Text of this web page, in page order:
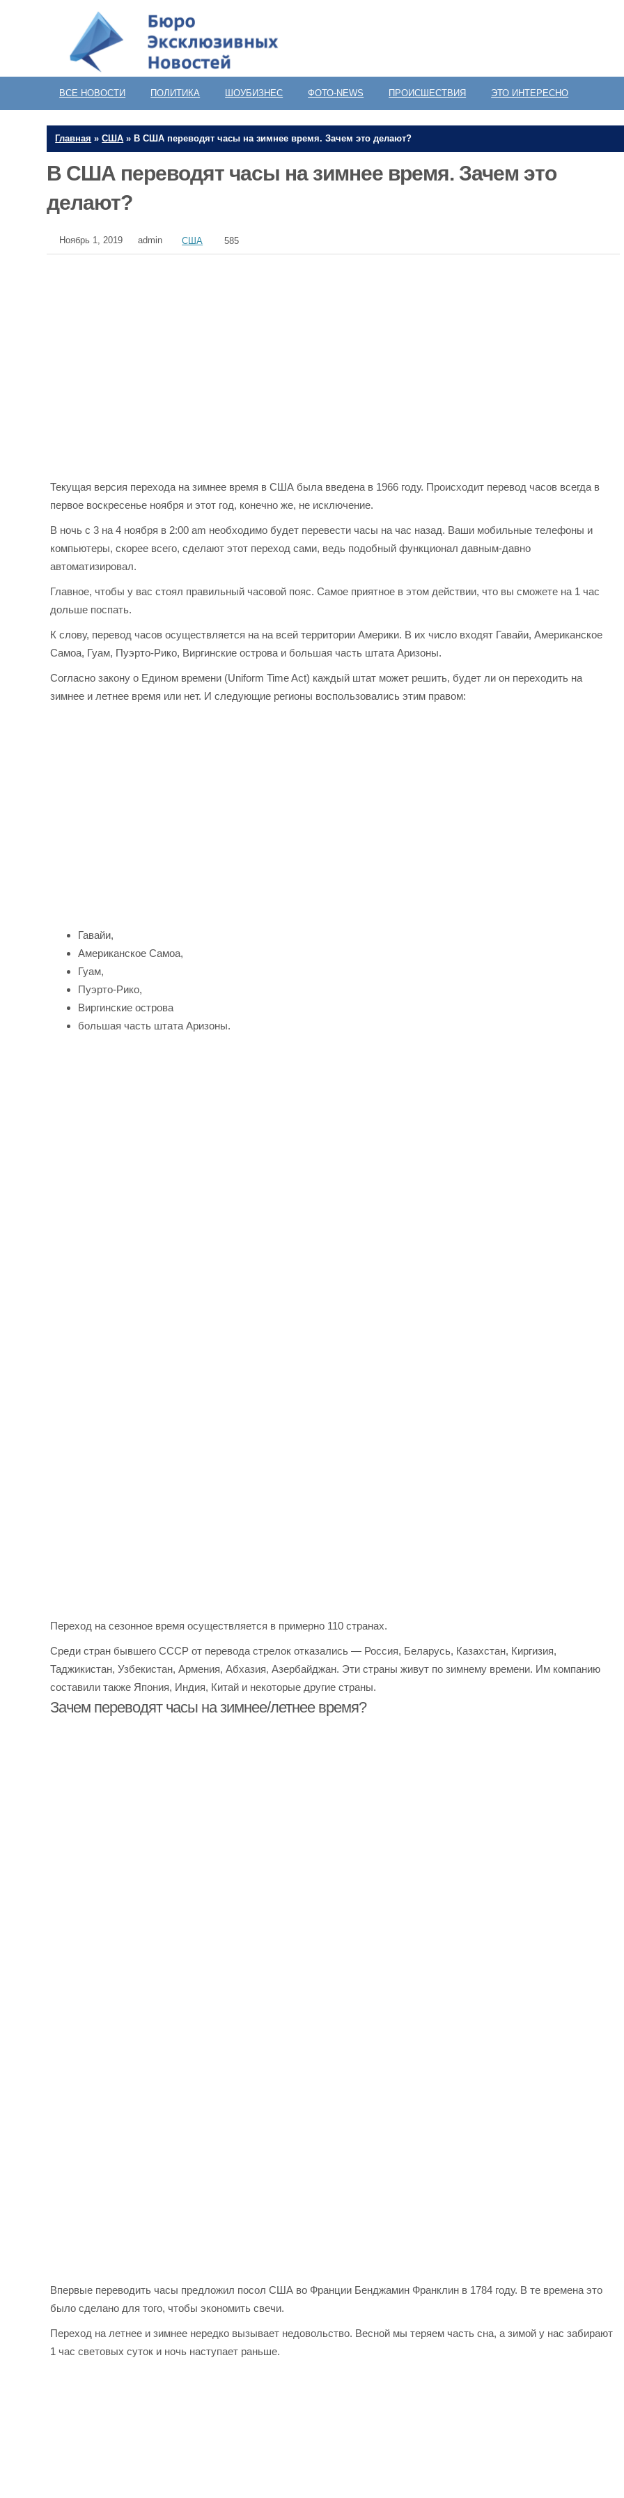
ВСЕ НОВОСТИ ПОЛИТИКА ШОУБИЗНЕС ФОТО-NEWS ПРОИСШЕСТВИЯ ЭТО ИНТЕРЕСНО
Главная »США » В США переводят часы на зимнее время. Зачем это делают?
В США переводят часы на зимнее время. Зачем это
делают?
Ноябрь 1, 2019 admin США 585
Текущая версия перехода на зимнее время в США была введена в 1966 году. Происходит перевод часов всегда в
первое воскресенье ноября и этот год, конечно же, не исключение.
В ночь с 3 на 4 ноября в 2:00 am необходимо будет перевести часы на час назад. Ваши мобильные телефоны и
компьютеры, скорее всего, сделают этот переход сами, ведь подобный функционал давным-давно
автоматизировал.
Главное, чтобы у вас стоял правильный часовой пояс. Самое приятное в этом действии, что вы сможете на 1 час
дольше поспать.
К слову, перевод часов осуществляется на на всей территории Америки. В их число входят Гавайи, Американское
Самоа, Гуам, Пуэрто-Рико, Виргинские острова и большая часть штата Аризоны.
Согласно закону о Едином времени (Uniform Time Act) каждый штат может решить, будет ли он переходить на
зимнее и летнее время или нет. И следующие регионы воспользовались этим правом:
Гавайи,
Американское Самоа,
Гуам,
Пуэрто-Рико,
Виргинские острова
большая часть штата Аризоны.
Переход на сезонное время осуществляется в примерно 110 странах.
Среди стран бывшего СССР от перевода стрелок отказались — Россия, Беларусь, Казахстан, Киргизия,
Таджикистан, Узбекистан, Армения, Абхазия, Азербайджан. Эти страны живут по зимнему времени. Им компанию
составили также Япония, Индия, Китай и некоторые другие страны.
Зачем переводят часы на зимнее/летнее время?
Впервые переводить часы предложил посол США во Франции Бенджамин Франклин в 1784 году. В те времена это
было сделано для того, чтобы экономить свечи.
Переход на летнее и зимнее нередко вызывает недовольство. Весной мы теряем часть сна, а зимой у нас забирают
1 час световых суток и ночь наступает раньше.